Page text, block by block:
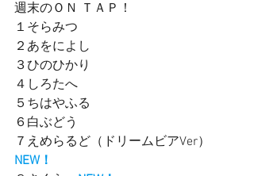
週末のＯＮ ＴＡＰ！
１そらみつ
２あをによし
３ひのひかり
４しろたへ
５ちはやふる
６白ぶどう
７えめらるど（ドリームビアVer）
NEW！